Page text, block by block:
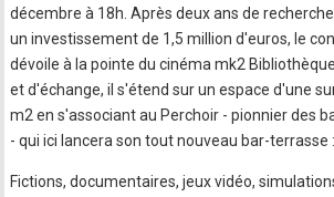
décembre à 18h. Après deux ans de
un investissement de 1,5 million d'euros, le
dévoile à la pointe du cinéma mk2
et d'échange, il s'étend sur un espace d'une
m2 en s'associant au Perchoir - pionnier des
- qui ici lancera son tout nouveau bar-terrasse
Fictions, documentaires, jeux vidéo,